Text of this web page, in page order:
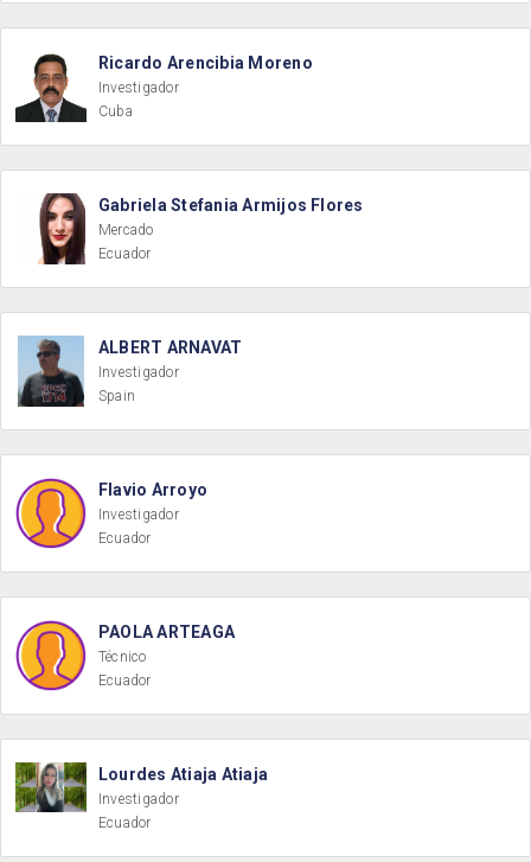
Ricardo Arencibia Moreno
Investigador
Cuba
Gabriela Stefania Armijos Flores
Mercado
Ecuador
ALBERT ARNAVAT
Investigador
Spain
Flavio Arroyo
Investigador
Ecuador
PAOLA ARTEAGA
Técnico
Ecuador
Lourdes Atiaja Atiaja
Investigador
Ecuador